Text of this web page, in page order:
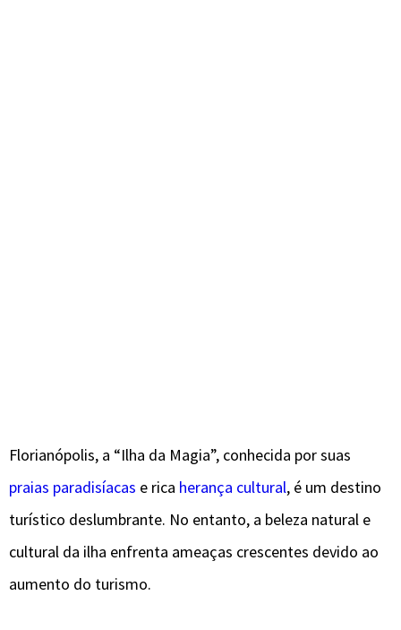
Florianópolis, a “Ilha da Magia”, conhecida por suas
praias paradisíacas e rica herança cultural, é um destino
turístico deslumbrante. No entanto, a beleza natural e
cultural da ilha enfrenta ameaças crescentes devido ao
aumento do turismo.